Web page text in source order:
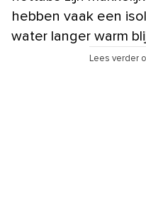
hebben vaak een
water langer warm
Lees verder